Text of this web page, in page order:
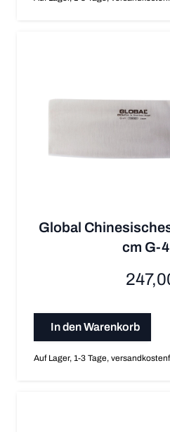
Global
cm G-
In den Warenkorb
Auf Lager, 1-3 Tage,